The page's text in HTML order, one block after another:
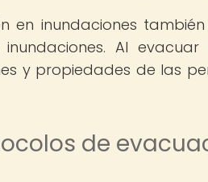
en inundaciones
Al
y propiedades de las
de